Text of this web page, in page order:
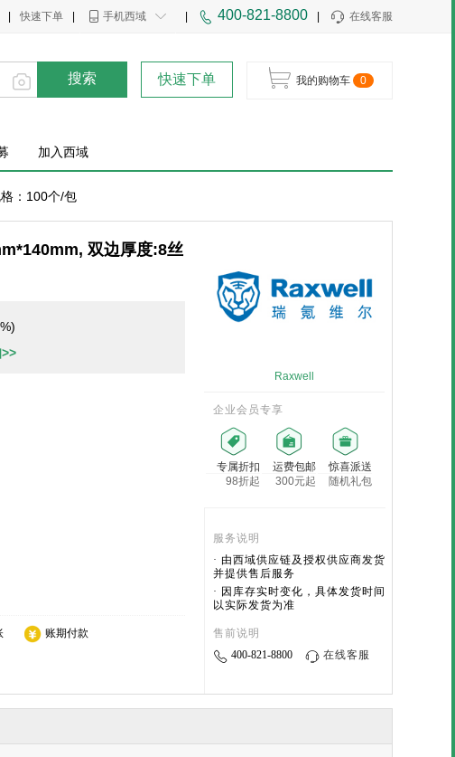
在线客服
400-821-8800
手机西域
快速下单
搜索 快速下单 我的购物车 0
加入西域
：100个/包
双边厚度:8丝
账期付款
Raxwell
企业会员专享
专属折扣
98折起
运费包邮
300元起
惊喜派送
随机礼包
服务说明
· 由西域供应链及授权供应商发货
并提供售后服务
· 因库存实时变化，具体发货时间
以实际发货为准
售前说明
400-821-8800
在线客服